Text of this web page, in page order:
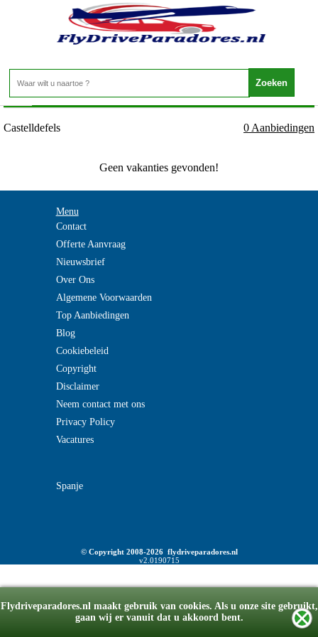
Flydriveparadores.nl maakt gebruik van cookies. Als u onze site gebruikt,
gaan wij er vanuit dat u akkoord bent.
Spanje - CATALONIE - Castelldefels
Home>
Castelldefels 0 Aanbiedingen
Geen vakanties gevonden!
Menu
Contact
Offerte Aanvraag
Nieuwsbrief
Over Ons
Algemene Voorwaarden
Top Aanbiedingen
Blog
Cookiebeleid
Copyright
Disclaimer
Neem contact met ons
Privacy Policy
Vacatures
Spanje
© Copyright 2008-2026 flydriveparadores.nl
v2.0190715